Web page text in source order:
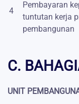
4
Pembayaran
tuntutan kerja
pembangunan
C.
UNIT